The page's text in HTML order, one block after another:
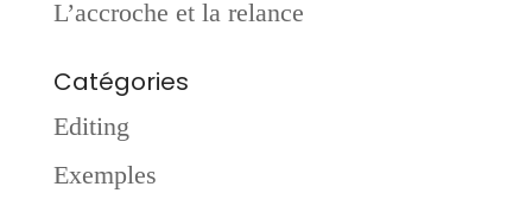
L’accroche et la relance
Catégories
Editing
Exemples